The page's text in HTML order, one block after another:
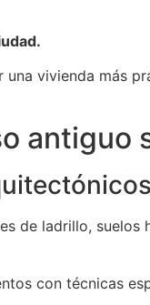
una vivienda más
antiguo
de ladrillo, suelos
con técnicas